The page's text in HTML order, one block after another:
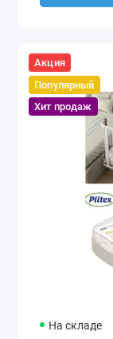
Акция
Популярный
Хит продаж
На складе